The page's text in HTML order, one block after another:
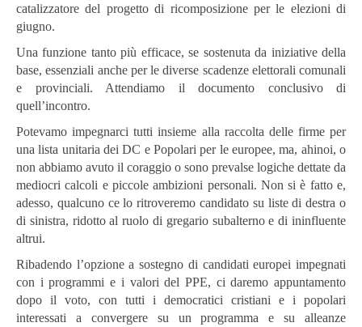
catalizzatore del progetto di ricomposizione per le elezioni di
giugno.
Una funzione tanto più efficace, se sostenuta da iniziative della
base, essenziali anche per le diverse scadenze elettorali comunali
e provinciali. Attendiamo il documento conclusivo di
quell’incontro.
Potevamo impegnarci tutti insieme alla raccolta delle firme per
una lista unitaria dei DC e Popolari per le europee, ma, ahinoi, o
non abbiamo avuto il coraggio o sono prevalse logiche dettate da
mediocri calcoli e piccole ambizioni personali. Non si è fatto e,
adesso, qualcuno ce lo ritroveremo candidato su liste di destra o
di sinistra, ridotto al ruolo di gregario subalterno e di ininfluente
altrui.
Ribadendo l’opzione a sostegno di candidati europei impegnati
con i programmi e i valori del PPE, ci daremo appuntamento
dopo il voto, con tutti i democratici cristiani e i popolari
interessati a convergere su un programma e su alleanze